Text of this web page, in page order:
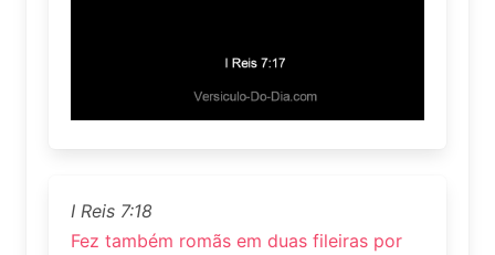
I Reis 7:18
Fez também romãs em duas fileiras por